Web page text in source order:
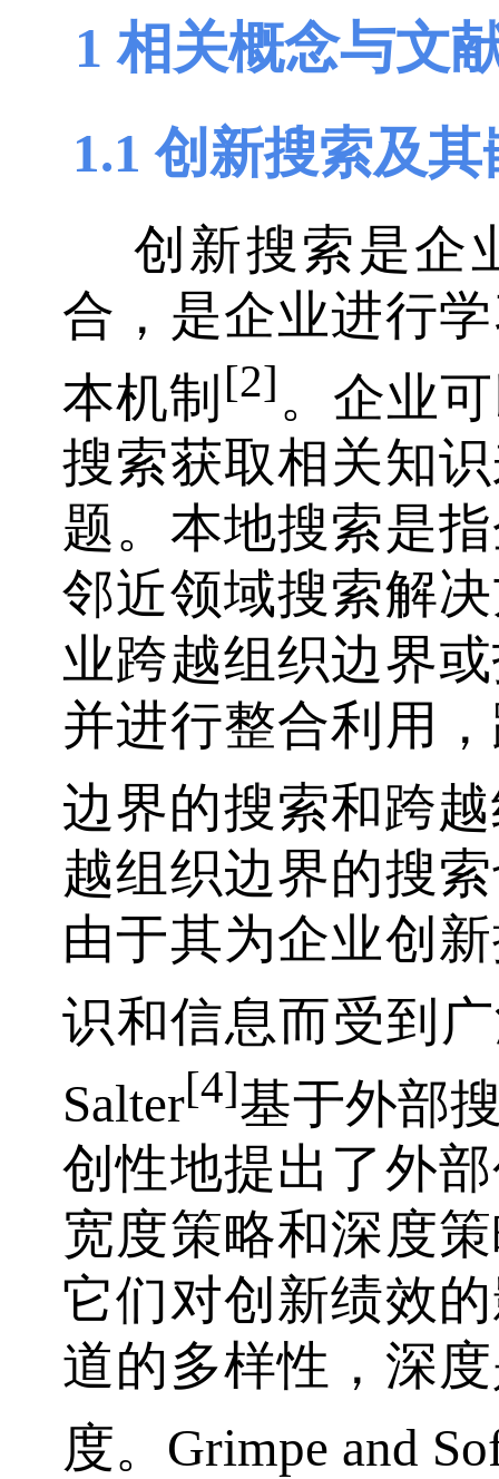
1 相关概念与文
1.1 创新搜索及
创新搜索是企
合，是企业进行
本机制 [2] 。企业
搜索获取相关知
题。本地搜索是
邻近领域搜索解
业跨越组织边界
并进行整合利用
边界的搜索和跨
越组织边界的搜
由于其为企业创
识和信息而受到
Salter[4]基于外部
创性地提出了外
宽度策略和深度
它们对创新绩效
道的多样性，深
度。Grimpe and